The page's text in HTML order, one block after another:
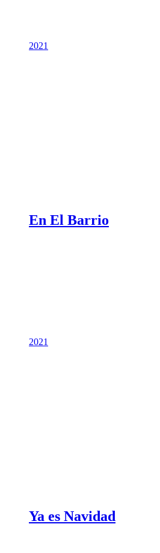
2021
En El Barrio
2021
Ya es Navidad